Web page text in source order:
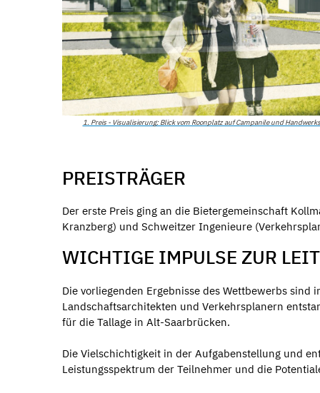
1. Preis - Visualisierung: Blick vom Roonplatz auf Campanile und
PREISTRÄGER
Der erste Preis ging an die Bietergemeinschaft
Kranzberg) und Schweitzer Ingenieure
WICHTIGE IMPULSE ZUR
Die vorliegenden Ergebnisse des Wettbewerbs
Landschaftsarchitekten und Verkehrsplanern
für die Tallage in Alt-Saarbrücken.
Die Vielschichtigkeit in der Aufgabenstellung und
Leistungsspektrum der Teilnehmer und die